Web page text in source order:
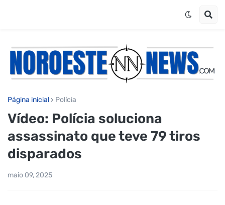
Página inicial Polícia
Vídeo: Polícia soluciona
assassinato que teve 79 tiros
disparados
maio 09, 2025